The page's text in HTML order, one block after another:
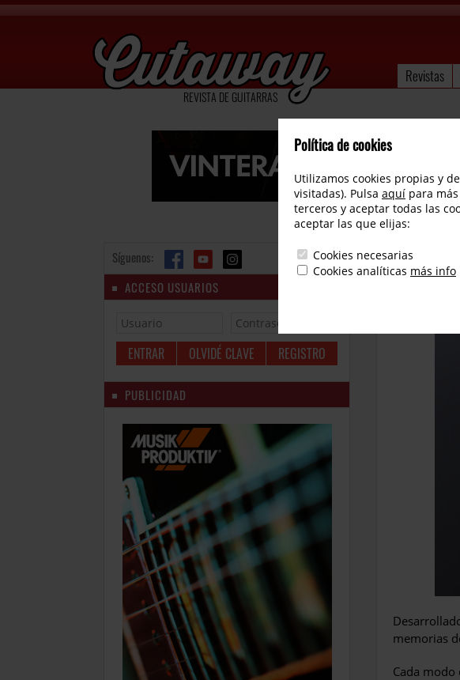
REVISTA DE GUITARRAS
Revistas
BOSS
memorias
Cada
Síguenos:
ACCESO USUARIOS
OLVIDÉ CLAVE REGISTRO
PUBLICIDAD
Política de cookies
Utilizamos cookies propias y
visitadas). Pulsa aquí para
terceros y aceptar todas las
aceptar las que elijas:
Cookies necesarias
Cookies analíticas más info